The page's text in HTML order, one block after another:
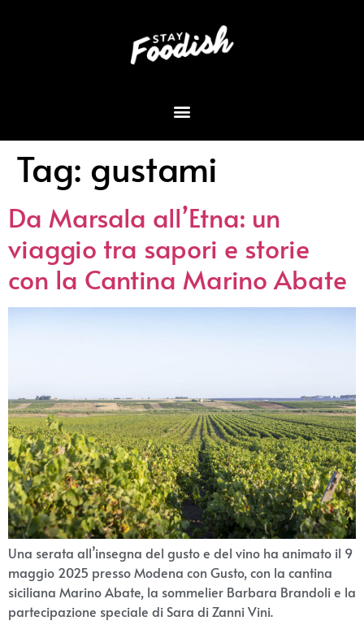
Tag: gustami
Da Marsala all’Etna: un
viaggio tra sapori e storie
con la Cantina Marino Abate
Una serata all’insegna del gusto e del vino ha animato il 9
maggio 2025 presso Modena con Gusto, con la cantina
siciliana Marino Abate, la sommelier Barbara Brandoli e la
partecipazione speciale di Sara di Zanni Vini.